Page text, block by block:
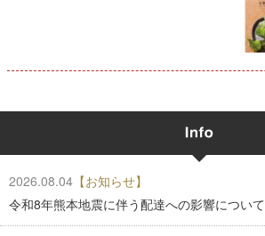
2026.08.04 【お知らせ】
令和8年熊本地震に伴う配達への影響について